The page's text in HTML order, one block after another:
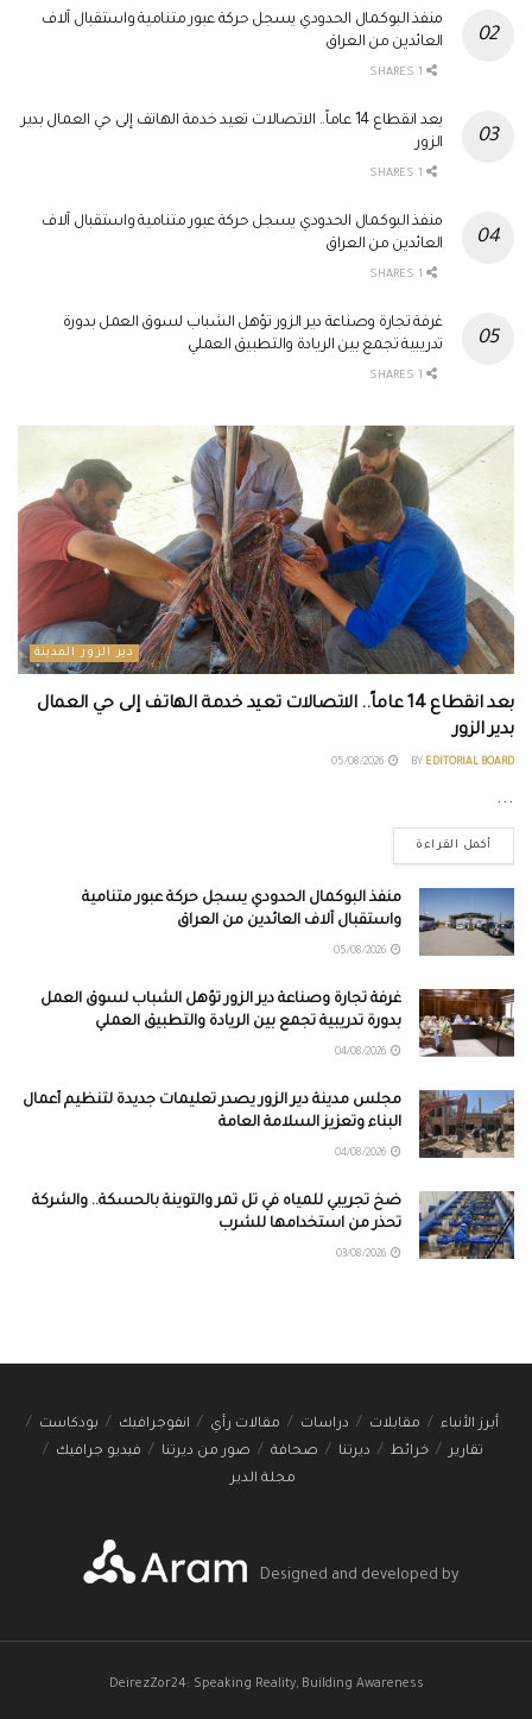
منفذ البوكمال الحدودي يسجل حركة عبور متنامية واستقبال آلاف
العائدين من العراق
بعد انقطاع 14 عاماً.. الاتصالات تعيد خدمة الهاتف إلى حي العمال بدير
الزور
منفذ البوكمال الحدودي يسجل حركة عبور متنامية واستقبال آلاف
العائدين من العراق
غرفة تجارة وصناعة دير الزور تؤهل الشباب لسوق العمل بدورة
تدريبية تجمع بين الريادة والتطبيق العملي
دير الزور المدينة
بعد انقطاع 14 عاماً.. الاتصالات تعيد خدمة الهاتف إلى حي العمال
بدير الزور
BY EDITORIAL BOARD
...
أكمل القراءة
منفذ البوكمال الحدودي يسجل حركة عبور متنامية
واستقبال آلاف العائدين من العراق
غرفة تجارة وصناعة دير الزور تؤهل الشباب لسوق العمل
بدورة تدريبية تجمع بين الريادة والتطبيق العملي
مجلس مدينة دير الزور يصدر تعليمات جديدة لتنظيم أعمال
البناء وتعزيز السلامة العامة
ضخ تجريبي للمياه في تل تمر والتوينة بالحسكة.. والشركة
تحذر من استخدامها للشرب
أبرز الأنباء مقابلات دراسات مقالات رأي انفوجرافيك
بودكاست
تقارير
خرائط ديرتنا صحافة صور من ديرتنا
فيديو جرافيك
مجلة الدير
Designed and developed by
DeirezZor24: Speaking Reality, Building Awareness